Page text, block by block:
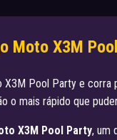
Moto X3M
X3M Pool Party e corra
o mais rápido que
X3M Pool Party, um